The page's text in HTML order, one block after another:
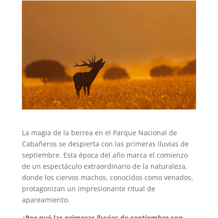
La magia de la berrea en el Parque Nacional de
Cabañeros se despierta con las primeras lluvias de
septiembre. Esta época del año marca el comienzo
de un espectáculo extraordinario de la naturaleza,
donde los ciervos machos, conocidos como venados,
protagonizan un impresionante ritual de
apareamiento.